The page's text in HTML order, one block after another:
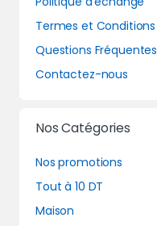
Termes et Conditions
Questions Fréquentes
Contactez-nous
Nos Catégories
Nos promotions
Tout à 10 DT
Maison